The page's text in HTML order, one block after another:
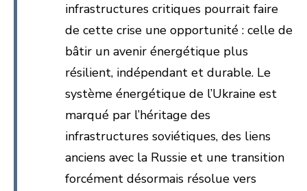
infrastructures critiques pourrait faire
de cette crise une opportunité : celle de
bâtir un avenir énergétique plus
résilient, indépendant et durable. Le
système énergétique de l’Ukraine est
marqué par l’héritage des
infrastructures soviétiques, des liens
anciens avec la Russie et une transition
forcément désormais résolue vers